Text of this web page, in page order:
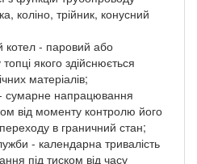
коліно, трійник, конусний
котел - паровий або
якого здійснюється
матеріалів;
сумарне напрацювання
від моменту контролю його
в граничний стан;
- календарна тривалість
під тиском від часу